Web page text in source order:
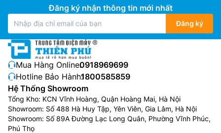
Đăng ký nhận thông tin mới nhất
Đăng ký
Mua Hàng Online:0918969699
Hotline Bảo Hành:1800585859
Hệ Thống Showroom
Tổng Kho: KCN Vĩnh Hoàng, Quận Hoàng Mai, Hà Nội
Showroom: Số 488 Hà Huy Tập, Yên Viên, Gia Lâm, Hà Nội
Showroom: Số 89A Đường Lạc Long Quân, Phường Vĩnh Phúc,
Phú Thọ